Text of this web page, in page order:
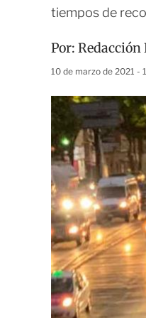
tiempos de
Por: Redacción
10 de marzo de 2021 -